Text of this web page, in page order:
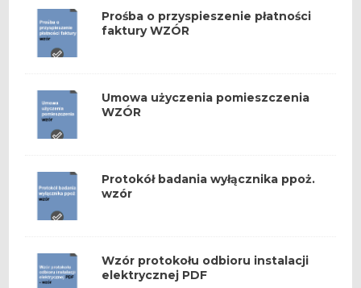
Prośba o przyspieszenie płatności
faktury WZÓR
Umowa użyczenia pomieszczenia
WZÓR
Protokół badania wyłącznika ppoż.
wzór
Wzór protokołu odbioru instalacji
elektrycznej PDF